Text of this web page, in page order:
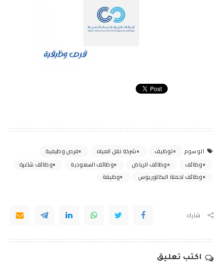
الوسوم توظيف شركة نقل المياه
فرص وظيفية
وظائف
وظائف الرياض وظائف السعودية
وظائف شاغرة
وظائف لحملة البكالوريوس
وظيفة
شارك
اكتب تعليق